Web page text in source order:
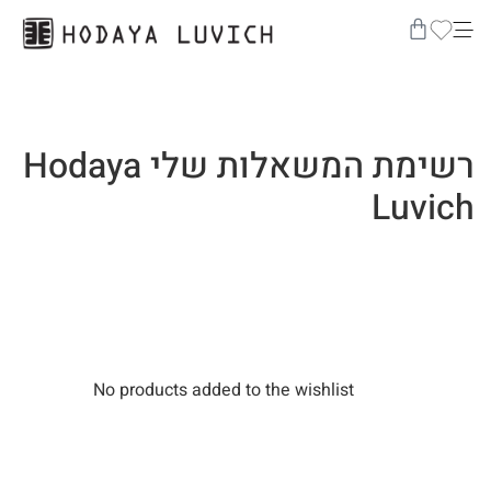
רשימת המשאלות שלי Hodaya
Luvich
No products added to the wishlist